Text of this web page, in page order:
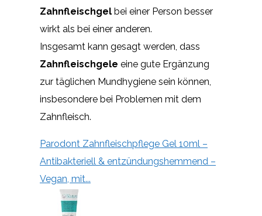
Zahnfleischgel bei einer Person besser
wirkt als bei einer anderen.
Insgesamt kann gesagt werden, dass
Zahnfleischgele eine gute Ergänzung
zur täglichen Mundhygiene sein können,
insbesondere bei Problemen mit dem
Zahnfleisch.
Parodont Zahnfleischpflege Gel 10ml –
Antibakteriell & entzündungshemmend –
Vegan, mit...